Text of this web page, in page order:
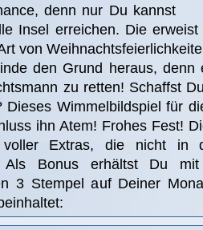
denn nur Du kannst
Insel erreichen. Die
von
den Grund heraus, denn
zu retten! Schaffst
Dieses Wimmelbildspiel für
ihn Atem! Frohes Fest!
voller Extras, die nicht in
Als Bonus erhältst Du
3 Stempel auf Deiner